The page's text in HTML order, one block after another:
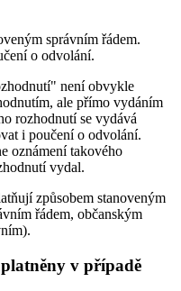
správním řádem.
o odvolání.
není obvykle
ale přímo vydáním
rozhodnutí se vydává
i poučení o odvolání.
oznámení takového
vydal.
způsobem stanoveným
řádem, občanským
v případě